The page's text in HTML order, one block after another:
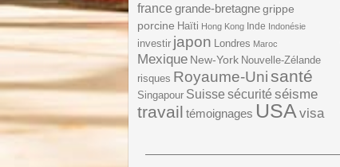
france grande-bretagnegrippe
porcine Haïti Hong Kong Inde Indonésie
investir japon Londres Maroc
Mexique New-York Nouvelle-Zélande
risques Royaume-Unisanté
Singapour Suisse sécurité séisme
travail témoignages USA visa